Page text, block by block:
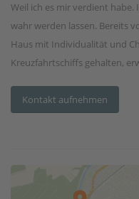
Weil ich es mir verdient habe.
wahr werden lassen. Bereits
Haus mit Individualität und
Kreuzfahrtschiffs gehalten,
Kontakt aufnehmen